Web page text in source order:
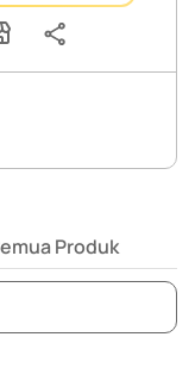
Produk